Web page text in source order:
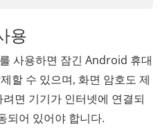
용
사용하면 잠긴 Android 휴대
할 수 있으며, 화면 암호도 제
면 기기가 인터넷에 연결되
되어 있어야 합니다.